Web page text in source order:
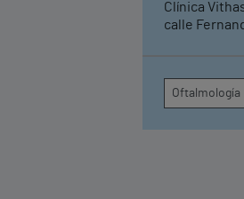
Clínica
calle
ofrecen una
más
de Portugal
Oftalmología